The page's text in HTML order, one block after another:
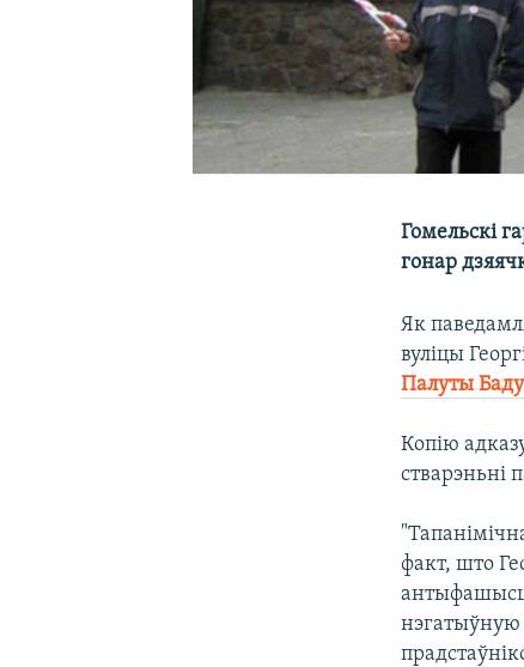
Гомельскі
гонар
Як
вуліцы
Палуты
Копію
стварэньні
факт, што